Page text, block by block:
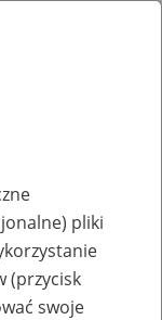
pliki
(przycisk
swoje